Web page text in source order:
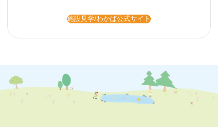
施設見学/わかば公式サイト